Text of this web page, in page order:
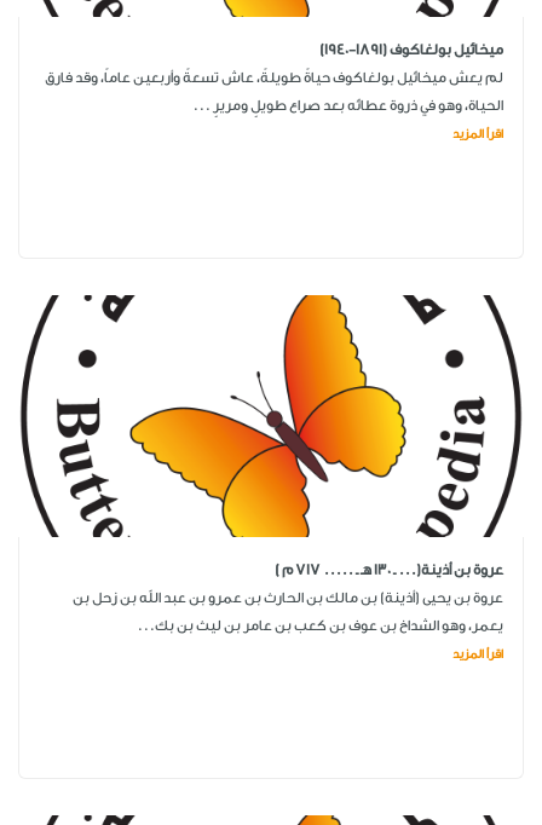
ميخائيل بولغاكوف (1891-1940)
لم يعش ميخائيل بولغاكوف حياةً طويلةً، عاش تسعةً وأربعين عاماً، وقد فارق
الحياة، وهو في ذروة عطائه بعد صراع طويلٍ ومريرٍ ...
اقرأ المزيد
عروة بن أذينة(... ـ 130 هـ ـ ..... 717 م )
عروة بن يحيى (أذينة) بن مالك بن الحارث بن عمرو بن عبد الله بن زحل بن
يعمر، وهو الشداخ بن عوف بن كعب بن عامر بن ليث بن بك...
اقرأ المزيد